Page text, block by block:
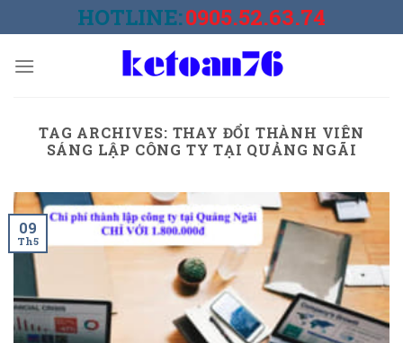
to
HOTLINE:0905.52.63.74
TAG ARCHIVES: THAY ĐỔI THÀNH VIÊN
SÁNG LẬP CÔNG TY TẠI QUẢNG NGÃI
09
Th5